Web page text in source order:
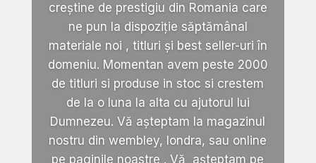
creștine de prestigiu din Romania care
ne pun la dispoziție săptămânal
materiale noi , titluri și best seller-uri în
domeniu. Momentan avem peste 2000
de titluri si produse in stoc si crestem
de la o luna la alta cu ajutorul lui
Dumnezeu. Vă așteptam la magazinul
nostru din wembley, londra, sau online
pe paginile noastre . Vă așteptam pe